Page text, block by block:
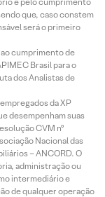
que, caso constem
será o primeiro
cumprimento de
Brasil para o
dos Analistas de
da XP
desempenham suas
CVM nº
Nacional das
– ANCORD. O
administração ou
intermediário e
de qualquer operação